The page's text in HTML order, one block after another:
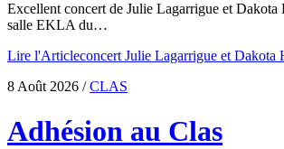
Excellent concert de Julie Lagarrigue et Dakota
salle EKLA du…
Lire l'Articleconcert Julie Lagarrigue et Dakota
8 Août 2026 /CLAS
Adhésion au Clas